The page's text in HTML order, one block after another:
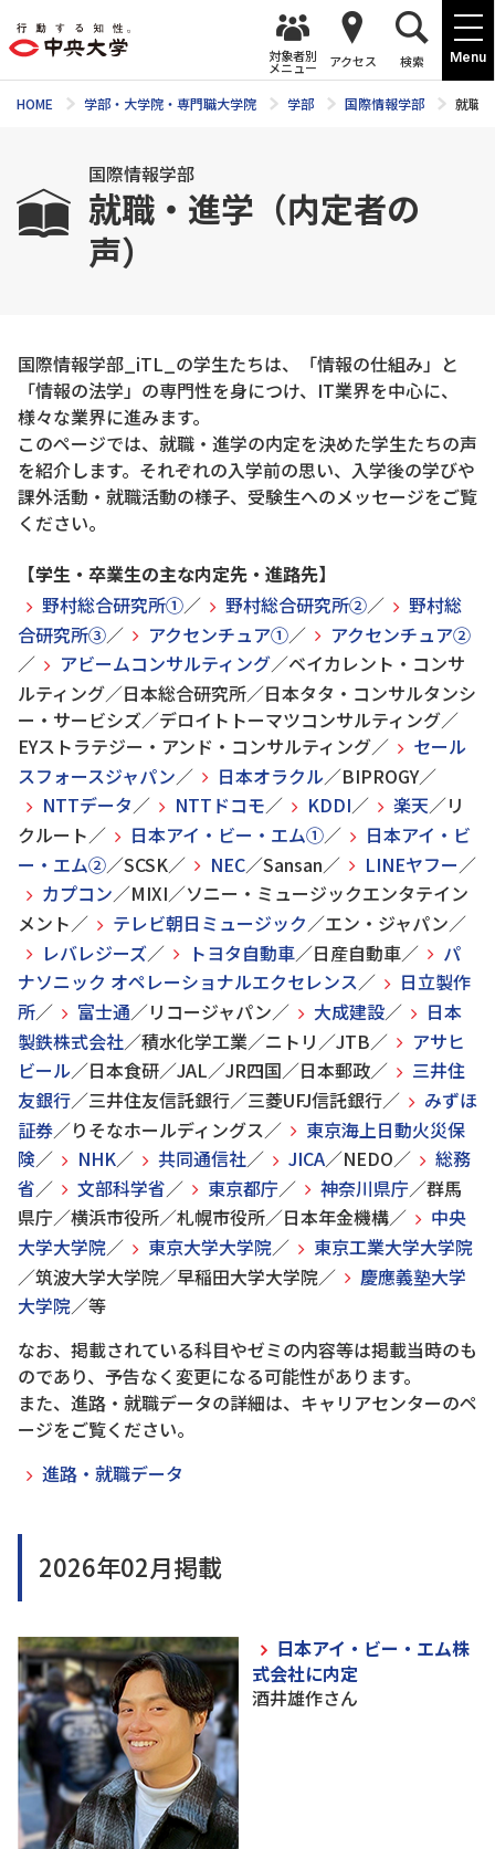
Menu
対象者別
メニュー アクセス 検索
HOME 学部・大学院・専門職大学院 学部 国際情報学部 就職
国際情報学部
就職・進学（内定者の
声）
国際情報学部_iTL_の学生たちは、「情報の仕組み」と
「情報の法学」の専門性を身につけ、IT業界を中心に、
様々な業界に進みます。
このページでは、就職・進学の内定を決めた学生たちの声
を紹介します。それぞれの入学前の思い、入学後の学びや
課外活動・就職活動の様子、受験生へのメッセージをご覧
ください。
【学生・卒業生の主な内定先・進路先】
野村総合研究所①／ 野村総合研究所②／
野村総
合研究所③／ アクセンチュア①／
アクセンチュア②
／
アビームコンサルティング／ベイカレント・コンサ
ルティング／日本総合研究所／日本タタ・コンサルタンシ
ー・サービシズ／デロイトトーマツコンサルティング／
EYストラテジー・アンド・コンサルティング／
セール
スフォースジャパン／ 日本オラクル／BIPROGY／
NTTデータ／ NTTドコモ／ KDDI／ 楽天／リ
クルート／
日本アイ・ビー・エム①／
日本アイ・ビ
ー・エム②／SCSK／ NEC／Sansan／ LINEヤフー／
カプコン／MIXI／ソニー・ミュージックエンタテイン
メント／
テレビ朝日ミュージック／エン・ジャパン／
レバレジーズ／ トヨタ自動車／日産自動車／
パ
ナソニック オペレーショナルエクセレンス／
日立製作
所／ 富士通／リコージャパン／ 大成建設／
日本
製鉄株式会社／積水化学工業／ニトリ／JTB／
アサヒ
ビール／日本食研／JAL／JR四国／日本郵政／
三井住
友銀行／三井住友信託銀行／三菱UFJ信託銀行／
みずほ
証券／りそなホールディングス／
東京海上日動火災保
険／ NHK／ 共同通信社／ JICA／NEDO／
総務
省／ 文部科学省／ 東京都庁／ 神奈川県庁／群馬
県庁／横浜市役所／札幌市役所／日本年金機構／
中央
大学大学院／ 東京大学大学院／
東京工業大学大学院
／筑波大学大学院／早稲田大学大学院／
慶應義塾大学
大学院／等
なお、掲載されている科目やゼミの内容等は掲載当時のも
のであり、予告なく変更になる可能性があります。
また、進路・就職データの詳細は、キャリアセンターのペ
ージをご覧ください。
進路・就職データ
2026年02月掲載
日本アイ・ビー・エム株
式会社に内定
酒井雄作さん